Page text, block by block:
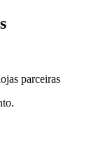
parceiras